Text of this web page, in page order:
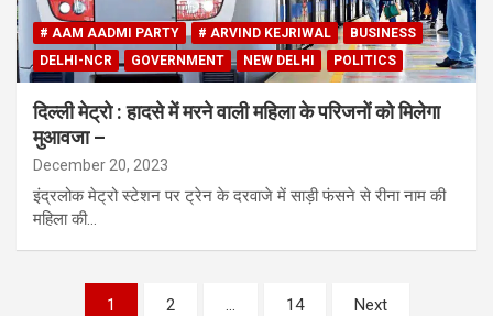
# AAM AADMI PARTY # ARVIND KEJRIWAL
BUSINESS
DELHI-NCR
GOVERNMENT NEW DELHI POLITICS
दिल्ली मेट्रो : हादसे में मरने वाली महिला के परिजनों को मिलेगा
मुआवजा –
December 20, 2023
इंद्रलोक मेट्रो स्टेशन पर ट्रेन के दरवाजे में साड़ी फंसने से रीना नाम की
महिला की…
1 2 … 14 Next